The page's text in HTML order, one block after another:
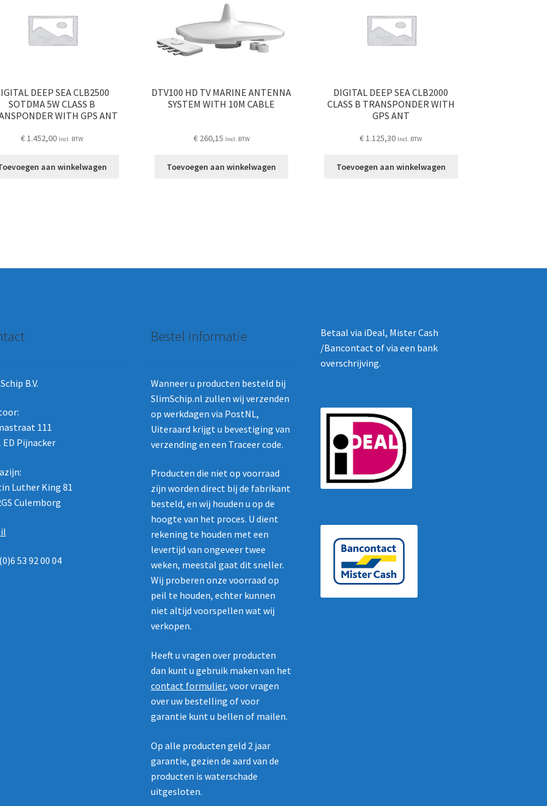
DEEP SEA CLB2500
SOTDMA 5W CLASS B
WITH GPS ANT
€1.452,00 Incl. BTW
aan winkelwagen
DTV100 HD TV MARINE ANTENNA
SYSTEM WITH 10M CABLE
€260,15 Incl. BTW
Toevoegen aan winkelwagen
DIGITAL DEEP SEA CLB2000
CLASS B TRANSPONDER WITH
GPS ANT
€1.125,30 Incl. BTW
Toevoegen aan winkelwagen
B.V.
111
ED Pijnacker
Luther King 81
Culemborg
53 92 00 04
Bestel informatie
Wanneer u producten besteld bij
SlimSchip.nl zullen wij verzenden
op werkdagen via PostNL,
Uiteraard krijgt u bevestiging van
verzending en een Traceer code.
Producten die niet op voorraad
zijn worden direct bij de fabrikant
besteld, en wij houden u op de
hoogte van het proces. U dient
rekening te houden met een
levertijd van ongeveer twee
weken, meestal gaat dit sneller.
Wij proberen onze voorraad op
peil te houden, echter kunnen
niet altijd voorspellen wat wij
verkopen.
Heeft u vragen over producten
dan kunt u gebruik maken van het
contact formulier, voor vragen
over uw bestelling of voor
garantie kunt u bellen of mailen.
Op alle producten geld 2 jaar
garantie, gezien de aard van de
producten is waterschade
uitgesloten.
Betaal via iDeal, Mister Cash
/Bancontact of via een bank
overschrijving.